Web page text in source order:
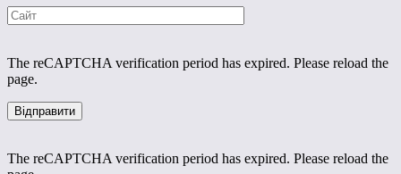
The reCAPTCHA verification period has expired. Please reload the
page.
The reCAPTCHA verification period has expired. Please reload the